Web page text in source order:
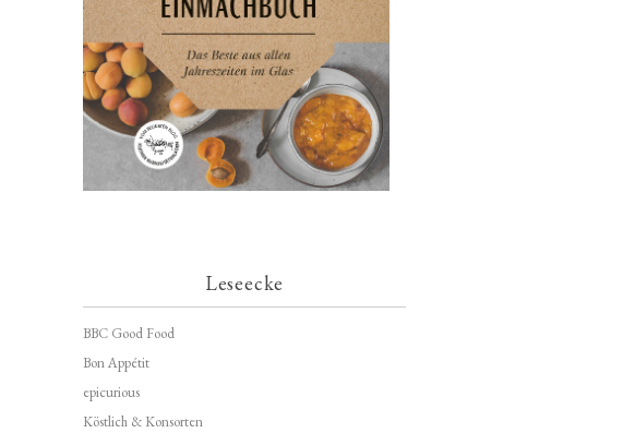
Leseecke
BBC Good Food
Bon Appétit
epicurious
Köstlich & Konsorten